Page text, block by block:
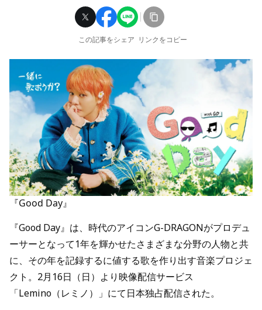
この記事をシェア リンクをコピー
『Good Day』
『Good Day』は、時代のアイコンG-DRAGONがプロデュ
ーサーとなって1年を輝かせたさまざまな分野の人物と共
に、その年を記録するに値する歌を作り出す音楽プロジェ
クト。2月16日（日）より映像配信サービス
「Lemino（レミノ）」にて日本独占配信された。